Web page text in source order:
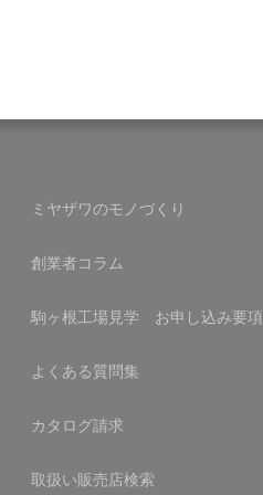
ミヤザワのモノづくり
創業者コラム
駒ヶ根工場見学 お申し込み要項
よくある質問集
カタログ請求
取扱い販売店検索